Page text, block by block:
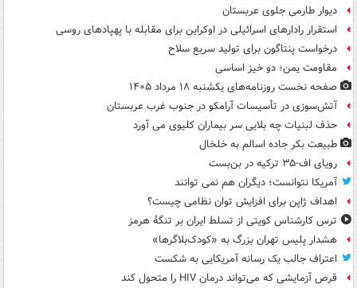
دیوار طارمی جلوی عربستان
استقرار رادارهای اسرائیلی در اوکراین برای مقابله با پهپادهای روسی
درخواست پنتاگون برای تولید سریع سلاح
مقاومت یمن؛ دو خیز اساسی
صفحه نخست روزنامه‌های یکشنبه ۱۸ مرداد ۱۴۰۵
آتش‌سوزی در تأسیسات آرامکو در جنوب غرب عربستان
حذف لبنیات چه بلایی سر بیماران کلیوی می آورد
طبیعت بکر جاده اسالم به خلخال
رویای اف-۳۵ ترکیه در بن‌بست
آمریکا نتوانست؛ دیگران هم نمی توانند
اهداف ژاپن برای افزایش توان نظامی چیست؟
ترس کارشناس کویتی از تسلط ایران بر تنگۀ هرمز
هشدار پلیس تهران بزرگ به «کودک‌بلاگرها»
اعتراف جالب یک رسانه آمریکایی به شکست
قرص آزمایشی که می‌تواند درمان HIV را متحول کند